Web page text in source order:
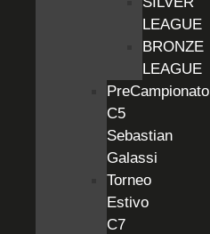
LEAGUE
BRONZE
LEAGUE
PreCampionato
C5
Sebastian
Galassi
Torneo
Estivo
C7